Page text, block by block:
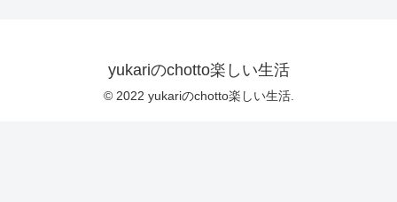
yukariのchotto楽しい生活
© 2022 yukariのchotto楽しい生活.